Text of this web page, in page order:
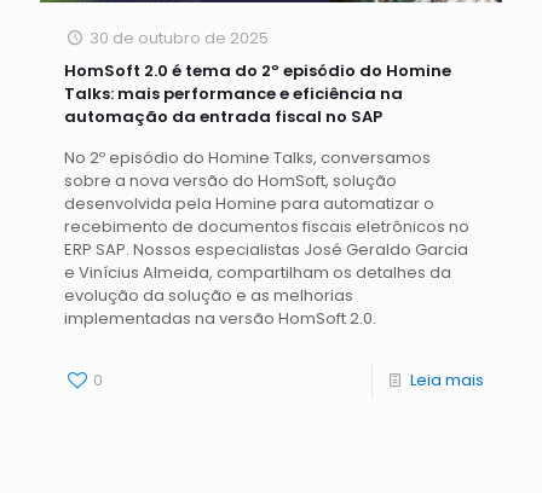
30 de outubro de 2025
HomSoft 2.0 é tema do 2º episódio do Homine
Talks: mais performance e eficiência na
automação da entrada fiscal no SAP
No 2º episódio do Homine Talks, conversamos
sobre a nova versão do HomSoft, solução
desenvolvida pela Homine para automatizar o
recebimento de documentos fiscais eletrônicos no
ERP SAP. Nossos especialistas José Geraldo Garcia
e Vinícius Almeida, compartilham os detalhes da
evolução da solução e as melhorias
implementadas na versão HomSoft 2.0.
0 Leia mais